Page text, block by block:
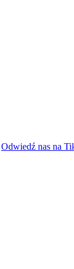
Odwiedź nas na